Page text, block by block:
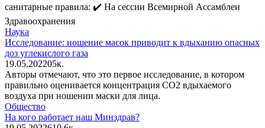
санитарные правила: ✔️ На сессии Всемирной Ассамблеи
Здравоохранения
Наука
Исследование: ношение масок приводит к вдыханию опасных
доз углекислого газа
19.05.202205к.
Авторы отмечают, что это первое исследование, в котором
правильно оценивается концентрация CO2 вдыхаемого
воздуха при ношении маски для лица.
Общество
На кого работает наш Минздрав?